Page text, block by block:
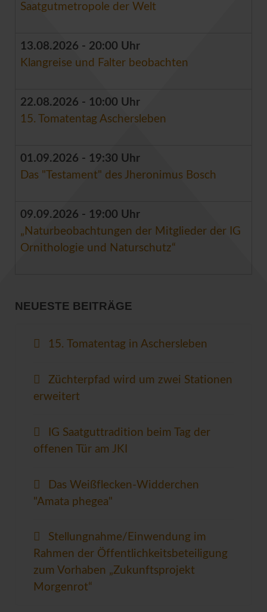
Saatgutmetropole der Welt
13.08.2026 - 20:00 Uhr
Klangreise und Falter beobachten
22.08.2026 - 10:00 Uhr
15. Tomatentag Aschersleben
01.09.2026 - 19:30 Uhr
Das "Testament" des Jheronimus Bosch
09.09.2026 - 19:00 Uhr
„Naturbeobachtungen der Mitglieder der IG
Ornithologie und Naturschutz“
NEUESTE BEITRÄGE
15. Tomatentag in Aschersleben
Züchterpfad wird um zwei Stationen
erweitert
IG Saatguttradition beim Tag der
offenen Tür am JKI
Das Weißflecken-Widderchen
"Amata phegea"
Stellungnahme/Einwendung im
Rahmen der Öffentlichkeitsbeteiligung
zum Vorhaben „Zukunftsprojekt
Morgenrot“